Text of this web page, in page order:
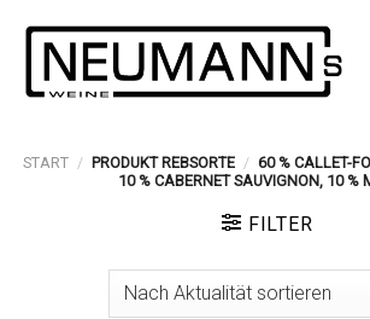
Inhalt
springen
START / PRODUKT REBSORTE / 60 % CALLET-
10 % CABERNET SAUVIGNON, 10 %
FILTER